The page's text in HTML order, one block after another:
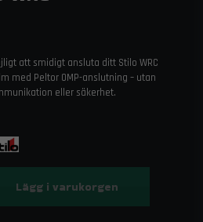
att smidigt ansluta ditt Stilo WRC
med Peltor OMP-anslutning – utan
eller säkerhet.
Lägg i varukorgen